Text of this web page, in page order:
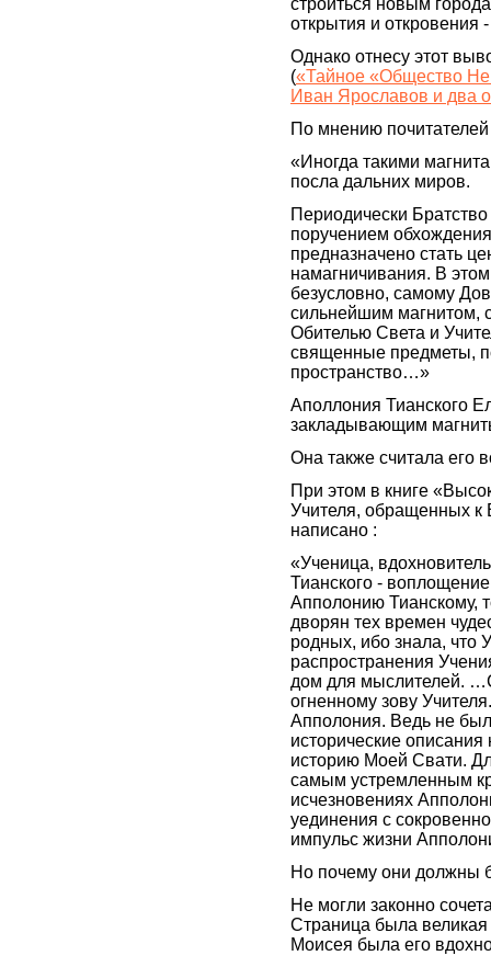
строиться новым
открытия и откровения
Однако отнесу этот
(«Тайное «Общество
Иван Ярославов и два
По мнению почитателей
«Иногда такими
посла дальних миров.
Периодически
поручением
предназначено стать
намагничивания. В
безусловно, самому
сильнейшим магнитом,
Обителью Света и
священные предметы,
пространство…»
Аполлония Тианского
закладывающим
Она также считала
При этом в книге
Учителя, обращенных
написано :
«Ученица,
Тианского -
Апполонию Тианскому,
дворян тех времен
родных, ибо знала, что
распространения
дом для мыслителей.
огненному зову
Апполония. Ведь не
исторические
историю Моей Свати.
самым устремленным
исчезновениях
уединения с
импульс жизни
Но почему они должны
Не могли законно
Страница была великая
Моисея была его